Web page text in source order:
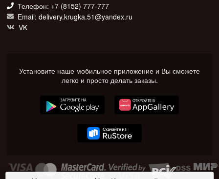
Телефон: +7 (8152) 777-777
Email: delivery.krugka.51@yandex.ru
VK
Установите наше мобильное приложение и Вы сможете
легко и просто делать заказы.